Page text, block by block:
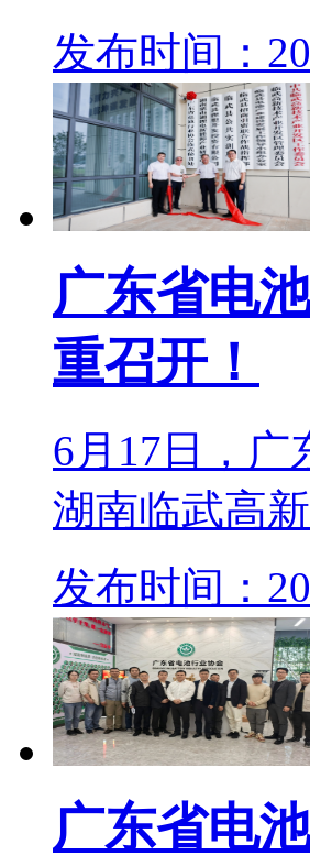
发布时间：
广东省电
重召开！
6月17日，广
湖南临武高
发布时间：
广东省电